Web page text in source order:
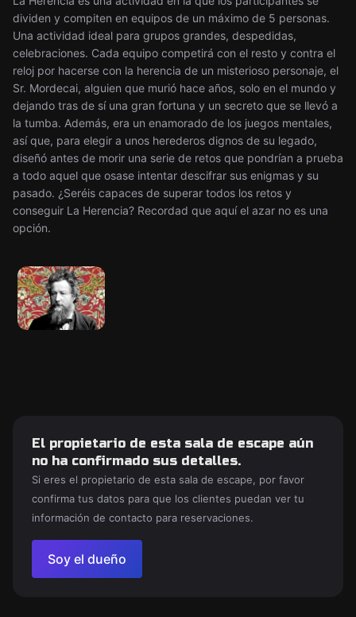
dividen y compiten en equipos de un máximo de 5 personas.
Una actividad ideal para grupos grandes, despedidas,
celebraciones. Cada equipo competirá con el resto y contra el
reloj por hacerse con la herencia de un misterioso personaje, el
Sr. Mordecai, alguien que murió hace años, solo en el mundo y
dejando tras de sí una gran fortuna y un secreto que se llevó a
la tumba. Además, era un enamorado de los juegos mentales,
así que, para elegir a unos herederos dignos de su legado,
diseñó antes de morir una serie de retos que pondrían a prueba
a todo aquel que osase intentar descifrar sus enigmas y su
pasado. ¿Seréis capaces de superar todos los retos y
conseguir La Herencia? Recordad que aquí el azar no es una
opción.
El propietario de esta sala de escape aún
no ha confirmado sus detalles.
Si eres el propietario de esta sala de escape, por favor
confirma tus datos para que los clientes puedan ver tu
información de contacto para reservaciones.
Soy el dueño